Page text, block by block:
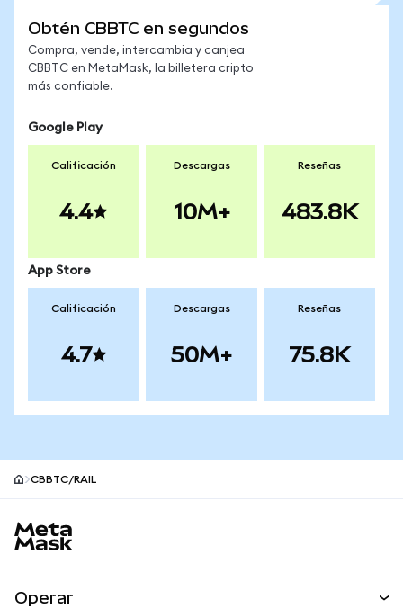
Obtén CBBTC en segundos
Compra, vende, intercambia y canjea
CBBTC en MetaMask, la billetera cripto
más confiable.
Google Play
Calificación
4.4
Descargas
10M+
Reseñas
483.8K
App Store
Calificación
4.7
Descargas
50M+
Reseñas
75.8K
CBBTC/RAIL
Operar